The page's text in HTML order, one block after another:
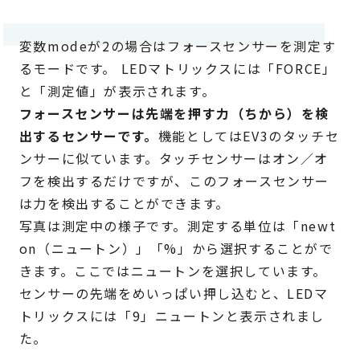
変数modeが2の場合はフォースセンサーを測定す
るモードです。 LEDマトリックスには「FORCE」
と「測定値」が表示されます。
フォースセンサーは先端を押す力（ちから）を検
出するセンサーです。 機能としてはEV3のタッチセ
ンサーに似ています。タッチセンサーはオン／オ
フを検出するだけですが、このフォースセンサー
は力を検出することができます。
写真は測定中の様子です。測定する単位は「newt
on（ニュートン）」「%」から選択することがで
きます。ここではニュートンを選択しています。
センサーの先端をめいっぱい押し込むと、LEDマ
トリックスには「9」ニュートンと表示されまし
た。